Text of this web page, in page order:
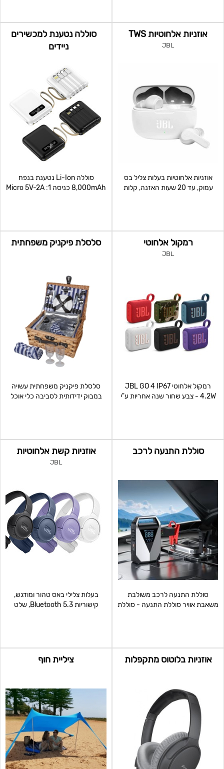
אוזניות אלחוטיות TWS
JBL
אוזניות אלחוטיות בעלות צליל בס
עמוק, עד 20 שעות האזנה, קלות
סוללה נטענת למכשירים
ניידים
סוללה Li-Ion נטענת בנפח
8,000mAh כניסה 1: Micro 5V-2A
רמקול אלחוטי
JBL
רמקול אלחוטי JBL GO 4 IP67
4.2W - צבע שחור שנה אחריות ע"י
סלסלת פיקניק משפחתית
סלסלת פיקניק משפחתית עשויה
במבוק ידידותית לסביבה כלי אוכל
סוללת התנעה לרכב
סוללת התנעה לרכב משולבת
משאבת אוויר סוללת התנעה - סוללת
אוזניות קשת אלחוטיות
JBL
בעלות צלילי באס טהור ומודגש,
קישוריות 5.3 Bluetooth, שלט
אוזניות בלוטוס מתקפלות ציליית חוף